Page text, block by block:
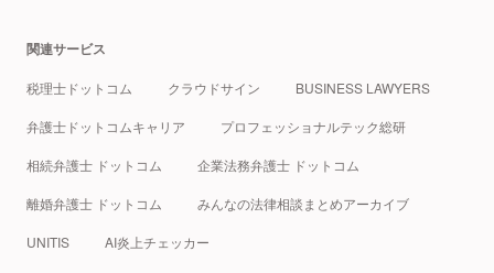
関連サービス
税理士ドットコム クラウドサイン BUSINESS LAWYERS
弁護士ドットコムキャリア プロフェッショナルテック総研
相続弁護士 ドットコム 企業法務弁護士 ドットコム
離婚弁護士 ドットコム みんなの法律相談まとめアーカイブ
UNITIS AI炎上チェッカー